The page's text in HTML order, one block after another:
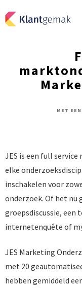
MET
JES is een full
elke
inschakelen voor
onderzoek. Of het nu
groepsdiscussie, een
internetenquête of
JES Marketing
met 20
hebben gemiddeld